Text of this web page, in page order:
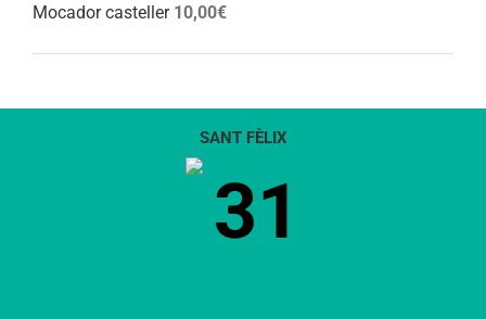
Mocador casteller 10,00€
SANT FÈLIX
31